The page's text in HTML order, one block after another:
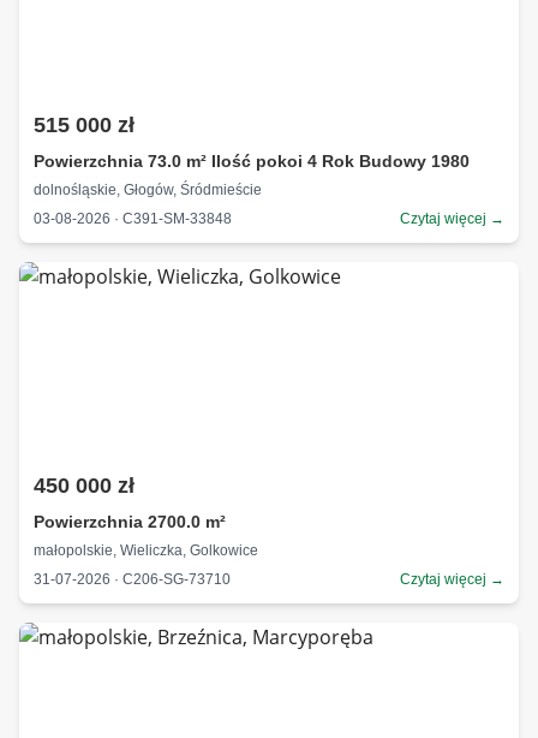
515 000 zł
Powierzchnia 73.0 m² Ilość pokoi 4 Rok Budowy 1980
dolnośląskie, Głogów, Śródmieście
03-08-2026 · C391-SM-33848
Czytaj więcej →
450 000 zł
Powierzchnia 2700.0 m²
małopolskie, Wieliczka, Golkowice
31-07-2026 · C206-SG-73710
Czytaj więcej →